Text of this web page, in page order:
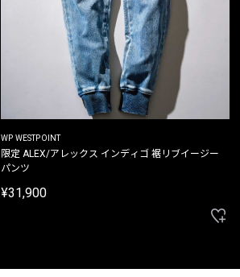
WP WESTPOINT
限定 ALEX/アレックス インディゴ 裾リブイージー
パンツ
¥31,900